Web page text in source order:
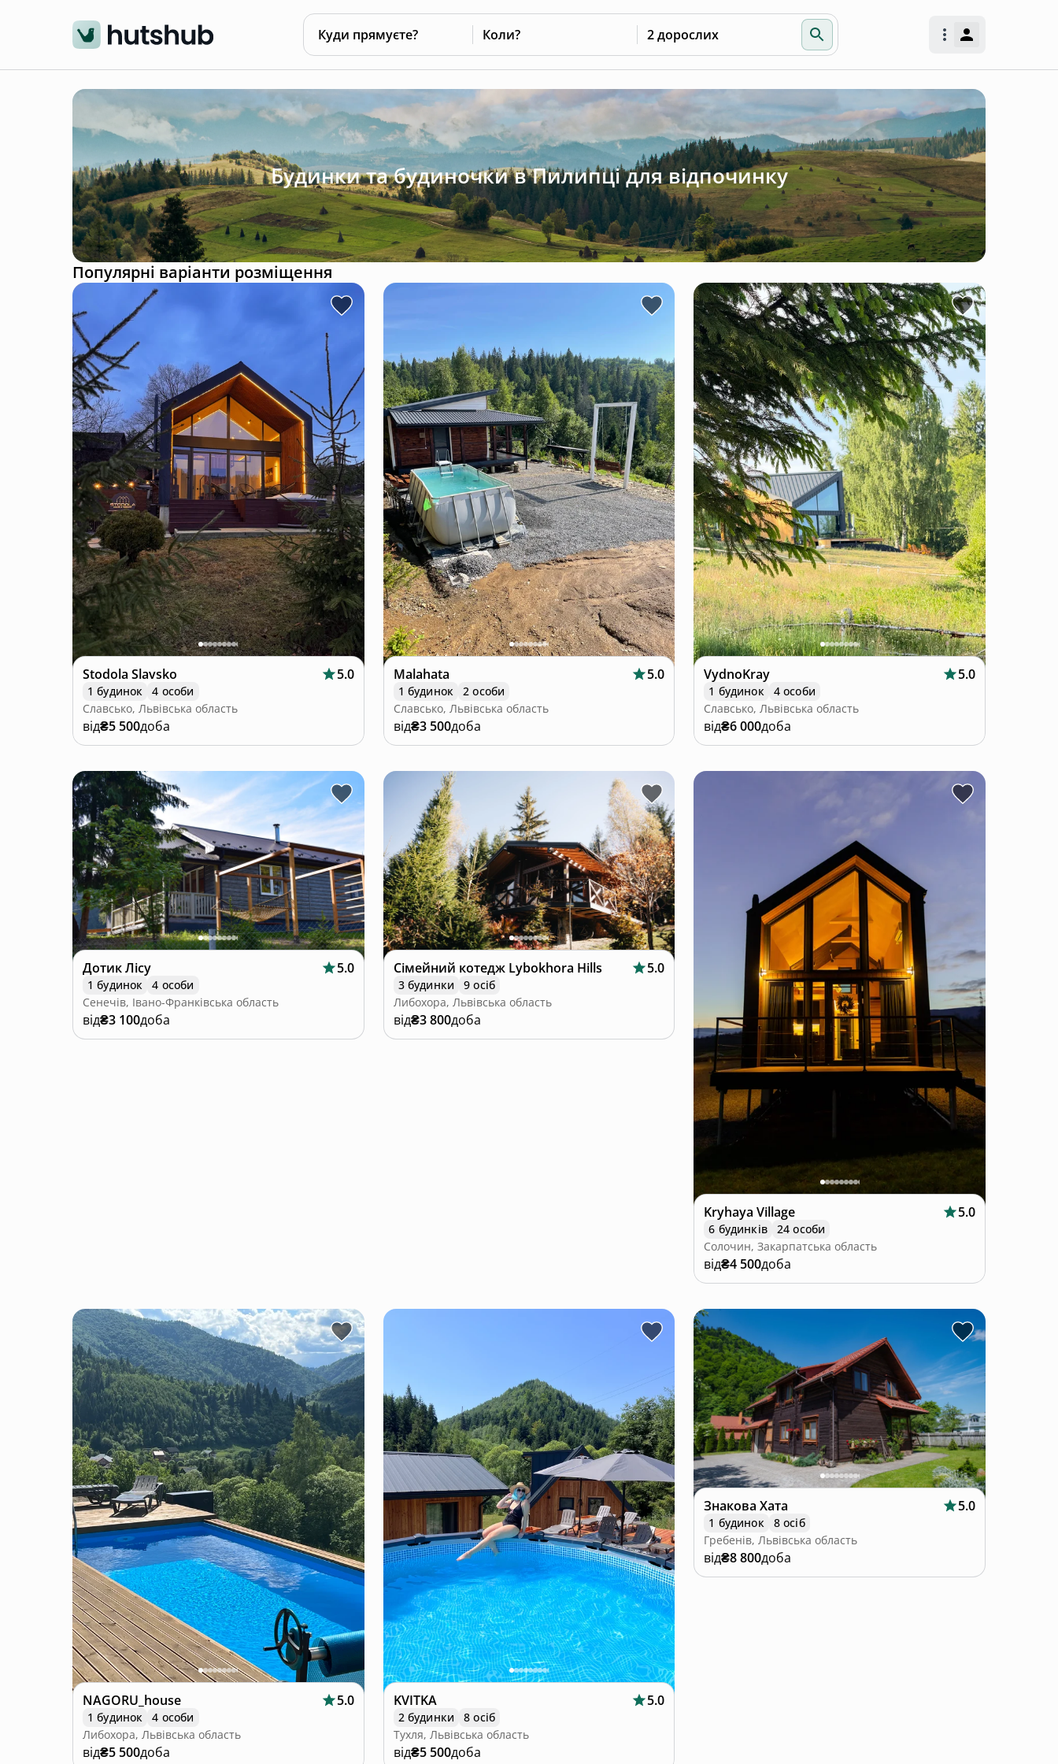
Куди прямуєте? Коли? 2 дорослих
Будинки та будиночки в Пилипці для відпочинку
Популярні варіанти розміщення
Stodola Slavsko 5.0
1 будинок
4 особи
Славсько, Львівська область
від₴5 500доба
Malahata 5.0
1 будинок
2 особи
Славсько, Львівська область
від₴3 500доба
VydnoKray 5.0
1 будинок
4 особи
Славсько, Львівська область
від₴6 000доба
Дотик Лісу 5.0
1 будинок
4 особи
Сенечів, Івано-Франківська область
від₴3 100доба
Сімейний котедж Lybokhora Hills 5.0
3 будинки
9 осіб
Либохора, Львівська область
від₴3 800доба
Kryhaya Village 5.0
6 будинків
24 особи
Солочин, Закарпатська область
від₴4 500доба
NAGORU_house 5.0
1 будинок
4 особи
Либохора, Львівська область
від₴5 500доба
KVITKA 5.0
2 будинки
8 осіб
Тухля, Львівська область
від₴5 500доба
Знакова Хата 5.0
1 будинок
8 осіб
Гребенів, Львівська область
від₴8 800доба